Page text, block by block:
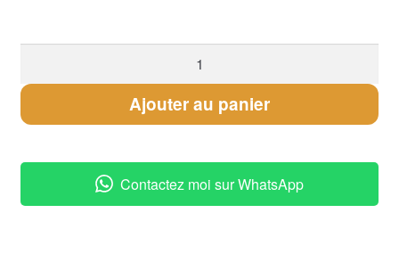
Bracelet
Lithothérapie
Ajouter au panier
Contactez moi sur WhatsApp